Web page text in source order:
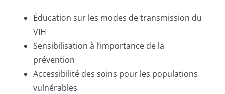
Éducation sur les modes de transmission du
VIH
Sensibilisation à l’importance de la
prévention
Accessibilité des soins pour les populations
vulnérables